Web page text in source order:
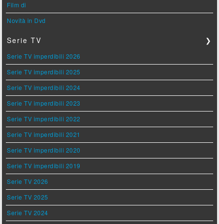
Film di
Novità in Dvd
Serie TV ❯
Serie TV imperdibili 2026
Serie TV imperdibili 2025
Serie TV imperdibili 2024
Serie TV imperdibili 2023
Serie TV imperdibili 2022
Serie TV imperdibili 2021
Serie TV imperdibili 2020
Serie TV imperdibili 2019
Serie TV 2026
Serie TV 2025
Serie TV 2024